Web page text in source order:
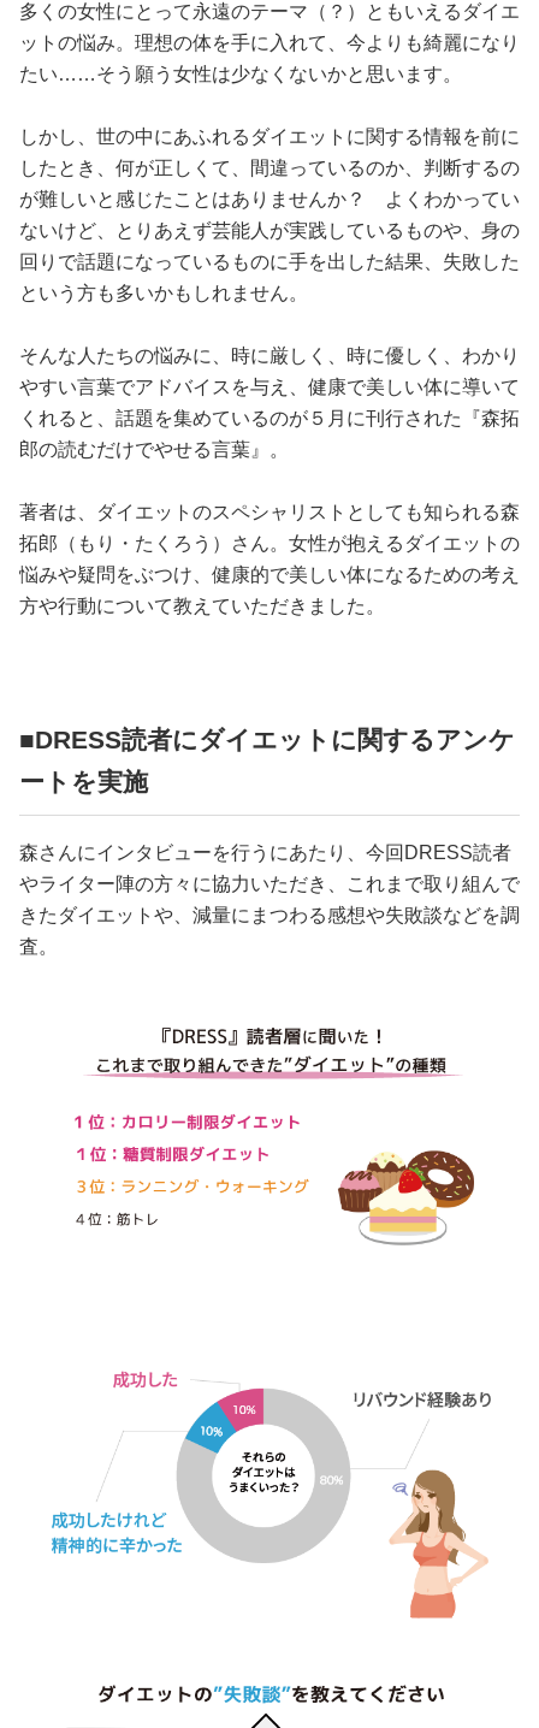
ゲーム
多くの女性にとって永遠のテーマ（？）ともいえるダイエ
ットの悩み。理想の体を手に入れて、今よりも綺麗になり
たい……そう願う女性は少なくないかと思います。
しかし、世の中にあふれるダイエットに関する情報を前に
したとき、何が正しくて、間違っているのか、判断するの
が難しいと感じたことはありませんか？ よくわかってい
ないけど、とりあえず芸能人が実践しているものや、身の
回りで話題になっているものに手を出した結果、失敗した
という方も多いかもしれません。
そんな人たちの悩みに、時に厳しく、時に優しく、わかり
やすい言葉でアドバイスを与え、健康で美しい体に導いて
くれると、話題を集めているのが５月に刊行された『森拓
郎の読むだけでやせる言葉』。
著者は、ダイエットのスペシャリストとしても知られる森
拓郎（もり・たくろう）さん。女性が抱えるダイエットの
悩みや疑問をぶつけ、健康的で美しい体になるための考え
方や行動について教えていただきました。
■DRESS読者にダイエットに関するアンケ
ートを実施
森さんにインタビューを行うにあたり、今回DRESS読者
やライター陣の方々に協力いただき、これまで取り組んで
きたダイエットや、減量にまつわる感想や失敗談などを調
査。